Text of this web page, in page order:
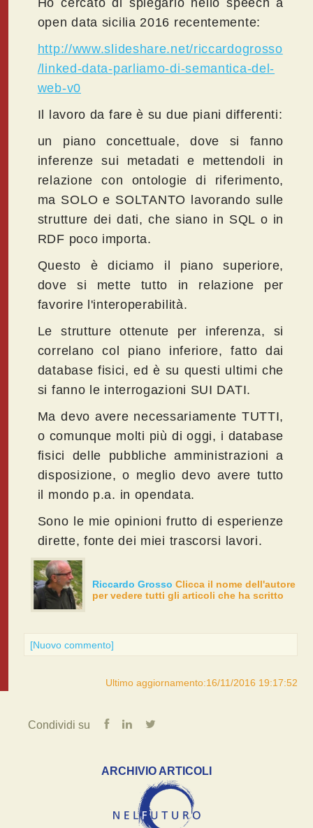
open data sicilia 2016 recentemente:
http://www.slideshare.net/riccardogrosso
/linked-data-parliamo-di-semantica-del-
web-v0
Il lavoro da fare è su due piani differenti:
un piano concettuale, dove si fanno
inferenze sui metadati e mettendoli in
relazione con ontologie di riferimento,
ma SOLO e SOLTANTO lavorando sulle
strutture dei dati, che siano in SQL o in
RDF poco importa.
Questo è diciamo il piano superiore,
dove si mette tutto in relazione per
favorire l'interoperabilità.
Le strutture ottenute per inferenza, si
correlano col piano inferiore, fatto dai
database fisici, ed è su questi ultimi che
si fanno le interrogazioni SUI DATI.
Ma devo avere necessariamente TUTTI,
o comunque molti più di oggi, i database
fisici delle pubbliche amministrazioni a
disposizione, o meglio devo avere tutto
il mondo p.a. in opendata.
Sono le mie opinioni frutto di esperienze
dirette, fonte dei miei trascorsi lavori.
Riccardo Grosso Clicca il nome dell'autore
per vedere tutti gli articoli che ha scritto
[Nuovo commento]
Ultimo aggiornamento:16/11/2016 19:17:52
Condividi su
ARCHIVIO ARTICOLI